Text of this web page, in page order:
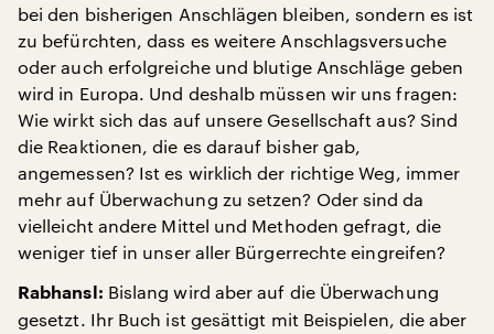
bei den bisherigen Anschlägen bleiben, sondern es ist
zu befürchten, dass es weitere Anschlagsversuche
oder auch erfolgreiche und blutige Anschläge geben
wird in Europa. Und deshalb müssen wir uns fragen:
Wie wirkt sich das auf unsere Gesellschaft aus? Sind
die Reaktionen, die es darauf bisher gab,
angemessen? Ist es wirklich der richtige Weg, immer
mehr auf Überwachung zu setzen? Oder sind da
vielleicht andere Mittel und Methoden gefragt, die
weniger tief in unser aller Bürgerrechte eingreifen?
Rabhansl: Bislang wird aber auf die Überwachung
gesetzt. Ihr Buch ist gesättigt mit Beispielen, die aber